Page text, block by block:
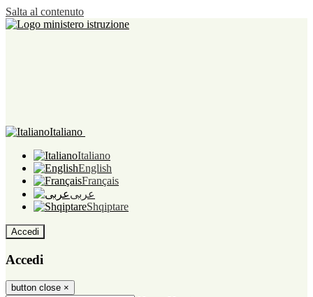
Salta al contenuto
Italiano
Italiano
English
Français
عربى
Shqiptare
Accedi
Accedi
button close ×